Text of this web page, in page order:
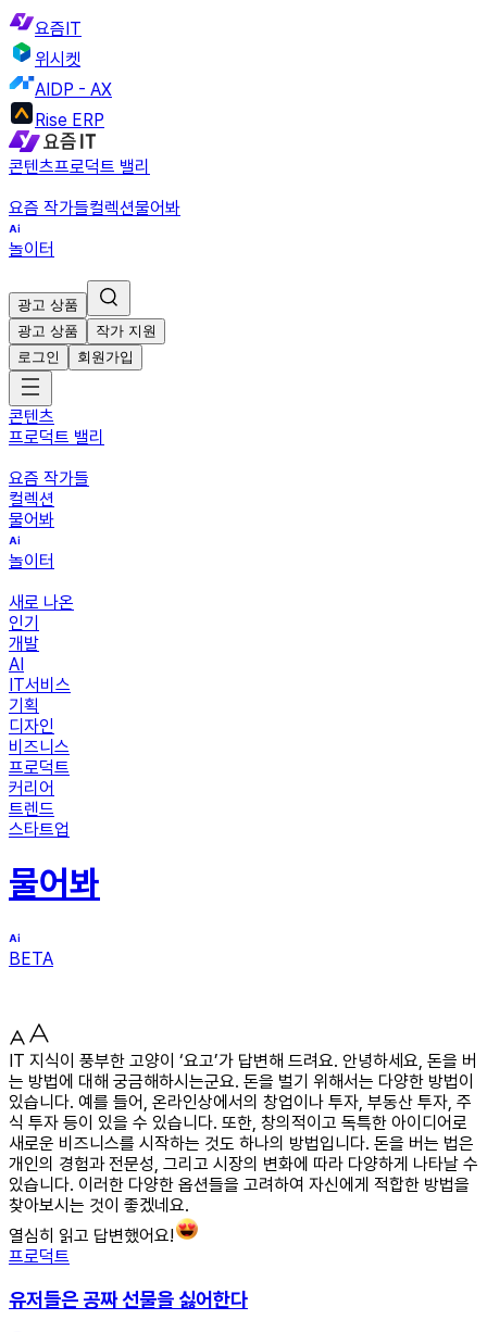
요즘IT
위시켓
AIDP - AX
Rise ERP
콘텐츠프로덕트 밸리
요즘 작가들컬렉션물어봐
놀이터
광고 상품
광고 상품
작가 지원
로그인
회원가입
콘텐츠
프로덕트 밸리
요즘 작가들
컬렉션
물어봐
놀이터
새로 나온
인기
개발
AI
IT서비스
기획
디자인
비즈니스
프로덕트
커리어
트렌드
스타트업
물어봐
BETA
IT 지식이 풍부한 고양이 ‘요고’가 답변해 드려요. 안녕하세요, 돈을 버
는 방법에 대해 궁금해하시는군요. 돈을 벌기 위해서는 다양한 방법이
있습니다. 예를 들어, 온라인상에서의 창업이나 투자, 부동산 투자, 주
식 투자 등이 있을 수 있습니다. 또한, 창의적이고 독특한 아이디어로
새로운 비즈니스를 시작하는 것도 하나의 방법입니다. 돈을 버는 법은
개인의 경험과 전문성, 그리고 시장의 변화에 따라 다양하게 나타날 수
있습니다. 이러한 다양한 옵션들을 고려하여 자신에게 적합한 방법을
찾아보시는 것이 좋겠네요.
열심히 읽고 답변했어요!
프로덕트
유저들은 공짜 선물을 싫어한다